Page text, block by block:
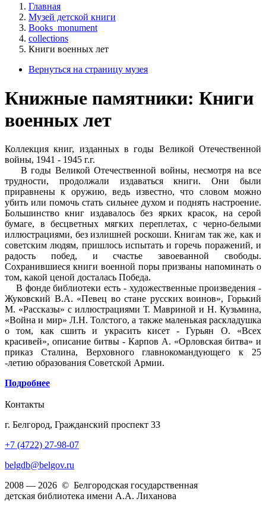
Главная
Музей детской книги
Books_monument
collections
Книги военных лет
Вернуться на страницу музея
Книжные памятники: Книги
военных лет
Коллекция книг, изданных в годы Великой Отечественной
войны, 1941 - 1945 г.г.
В годы Великой Отечественной войны, несмотря на все
трудности, продолжали издаваться книги. Они были
приравнены к оружию, ведь известно, что словом можно
убить или помочь стать сильнее духом и поднять настроение.
Большинство книг издавалось без ярких красок, на серой
бумаге, в бесцветных мягких переплетах, с черно-белыми
иллюстрациями, без излишней роскоши. Книгам так же, как и
советским людям, пришлось испытать и горечь поражений, и
радость побед, и счастье завоеванной свободы.
Сохранившиеся книги военной поры призваны напоминать о
том, какой ценой досталась Победа.
В фонде библиотеки есть - художественные произведения -
Жуковский В.А. «Певец во стане русских воинов», Горький
М. «Рассказы» с иллюстрациями Т. Мавриной и Н. Кузьмина,
«Война и мир» Л.Н. Толстого, а также маленькая раскладушка
о том, как сшить и украсить кисет - Гурьян О. «Всех
красивей», описание битвы - Карпов А. «Орловская битва» и
приказ Сталина, Верховного главнокомандующего к 25
-летию образования Советской Армии.
Подробнее
Контакты
г. Белгород, Гражданский проспект 33
+7 (4722) 27-98-07
belgdb@belgov.ru
2008 — 2026 © Белгородская государственная
детская библиотека имени А.А. Лиханова